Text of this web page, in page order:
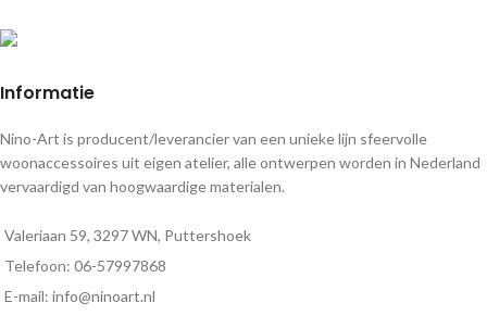
Informatie
Nino-Art is producent/leverancier van een unieke lijn sfeervolle
woonaccessoires uit eigen atelier, alle ontwerpen worden in Nederland
vervaardigd van hoogwaardige materialen.
Valeriaan 59, 3297 WN, Puttershoek
Telefoon: 06-57997868
E-mail: info@ninoart.nl